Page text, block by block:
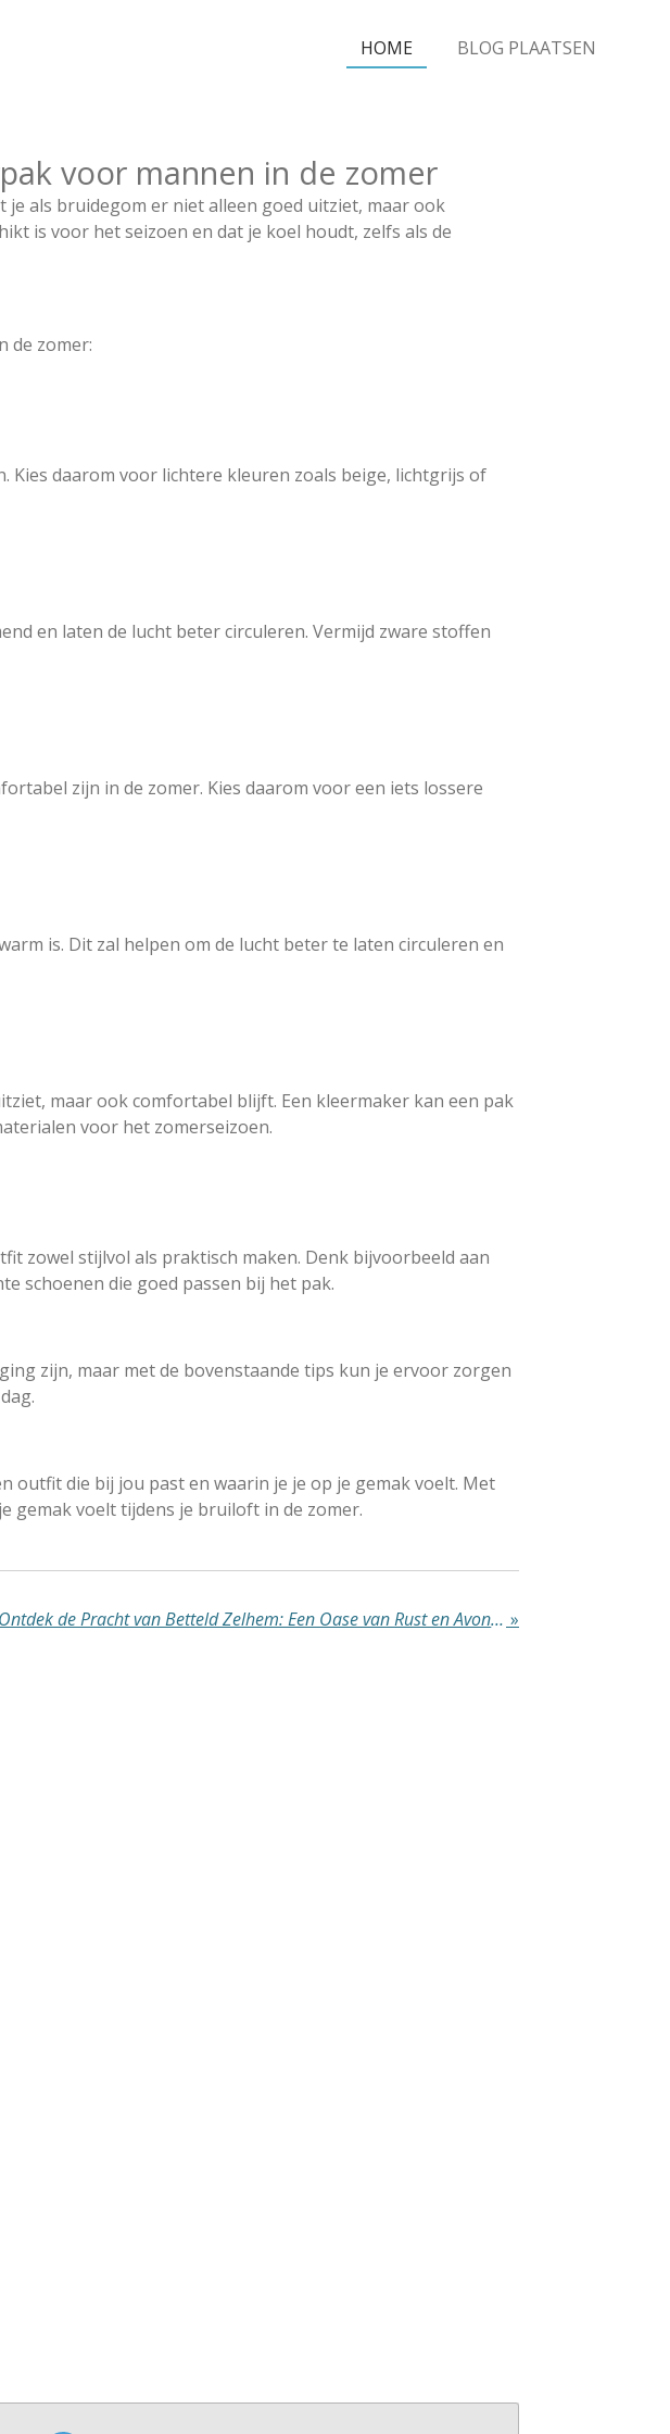
HOME BLOG PLAATSEN
voor mannen in de zomer
als bruidegom er niet alleen goed uitziet, maar ook
is voor het seizoen en dat je koel houdt, zelfs als de
de zomer:
daarom voor lichtere kleuren zoals beige, lichtgrijs of
en laten de lucht beter circuleren. Vermijd zware stoffen
zijn in de zomer. Kies daarom voor een iets lossere
is. Dit zal helpen om de lucht beter te laten circuleren en
maar ook comfortabel blijft. Een kleermaker kan een pak
voor het zomerseizoen.
zowel stijlvol als praktisch maken. Denk bijvoorbeeld aan
schoenen die goed passen bij het pak.
zijn, maar met de bovenstaande tips kun je ervoor zorgen
outfit die bij jou past en waarin je je op je gemak voelt. Met
gemak voelt tijdens je bruiloft in de zomer.
Ontdek de Pracht van Betteld Zelhem: Een Oase van Rust en Avontuur »